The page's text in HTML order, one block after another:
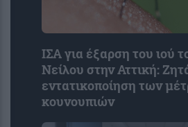
ΙΣΑ για έξαρση του ιού
Νείλου στην Αττική:
εντατικοποίηση των
κουνουπιών